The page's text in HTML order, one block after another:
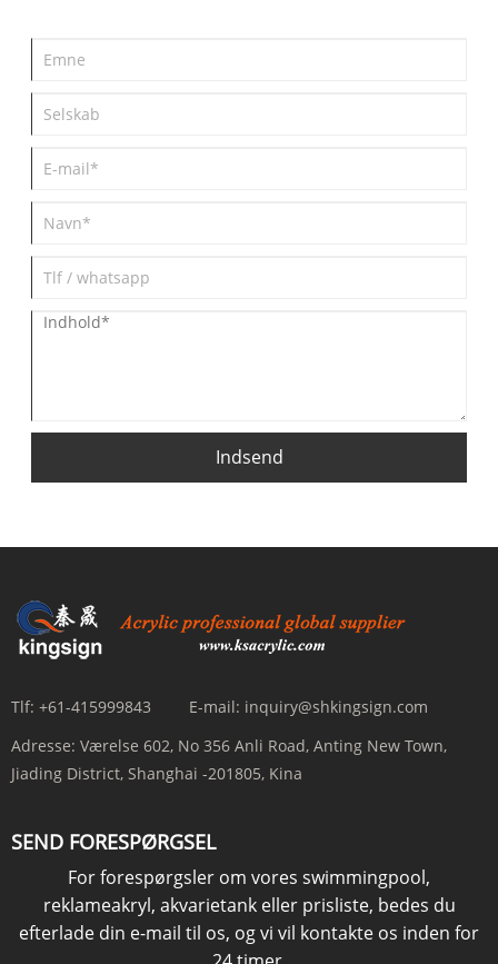
overvågning af væskeflow, mediernes klarhed og procesforhold i
behandling, laboratorietestning og halvlederfremstilling.
Indsend
Tlf: +61-415999843 E-mail: inquiry@shkingsign.com
Adresse: Værelse 602, No 356 Anli Road, Anting New Town,
Jiading District, Shanghai -201805, Kina
SEND FORESPØRGSEL
For forespørgsler om vores swimmingpool,
reklameakryl, akvarietank eller prisliste, bedes du
efterlade din e-mail til os, og vi vil kontakte os inden for